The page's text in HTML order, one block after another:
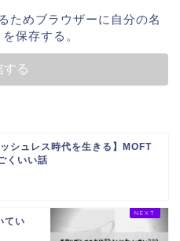
ためブラウザーに自分の名
保存する。
ッシュレス時代を生きる】MOFT
くいい話
てい